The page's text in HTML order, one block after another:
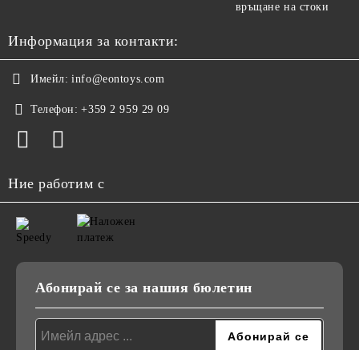
връщане на стоки
Информация за контакти:
Имейл: info@eontoys.com
Телефон: +359 2 959 29 09
Ние работим с
Абонирай се за нашия бюлетин